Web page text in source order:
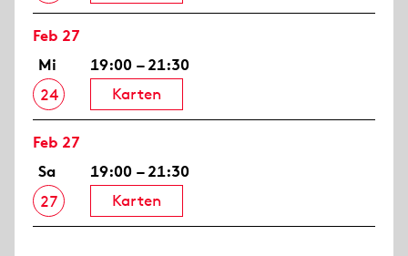
Feb 27
Mi
24
19:00 – 21:30
Karten
Feb 27
Sa
27
19:00 – 21:30
Karten